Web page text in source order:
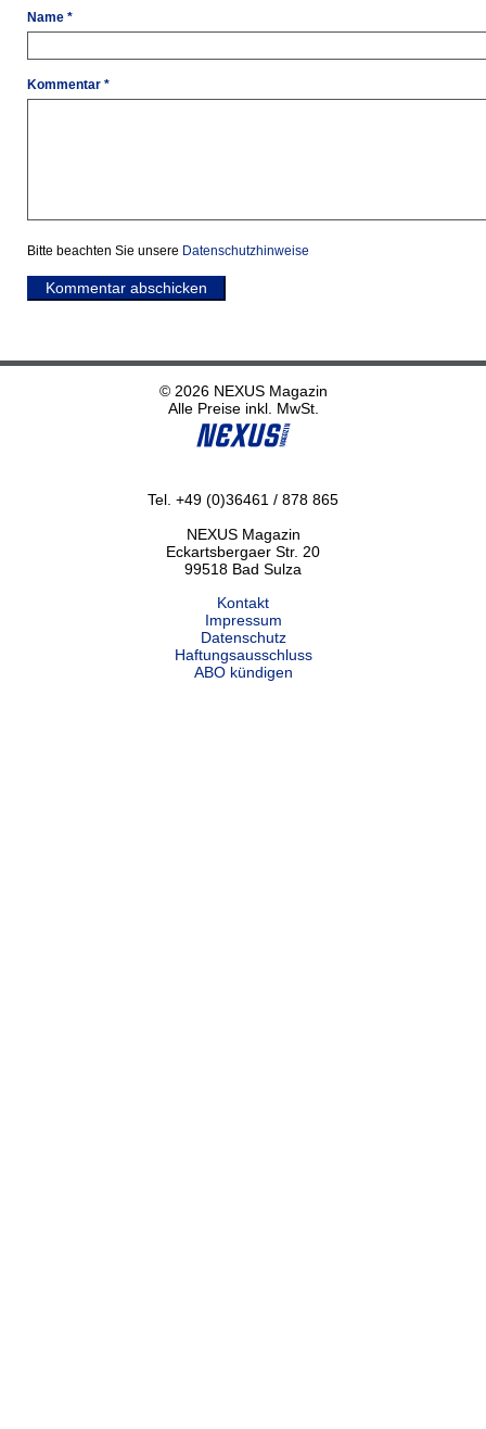
Name *
Kommentar *
Bitte beachten Sie unsere Datenschutzhinweise
Kommentar abschicken
© 2026 NEXUS Magazin
Alle Preise inkl. MwSt.
Tel. +49 (0)36461 / 878 865
NEXUS Magazin
Eckartsbergaer Str. 20
99518 Bad Sulza
Kontakt
Impressum
Datenschutz
Haftungsausschluss
ABO kündigen